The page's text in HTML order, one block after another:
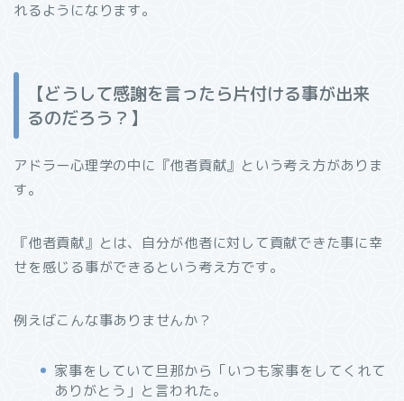
れるようになります。
【どうして感謝を言ったら片付ける事が出来
るのだろう？】
アドラー心理学の中に『他者貢献』という考え方がありま
す。
『他者貢献』とは、自分が他者に対して貢献できた事に幸
せを感じる事ができるという考え方です。
例えばこんな事ありませんか？
家事をしていて旦那から「いつも家事をしてくれて
ありがとう」と言われた。